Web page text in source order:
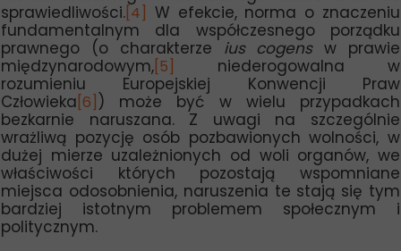
sprawiedliwości. [4]
W efekcie, norma o znaczeniu
fundamentalnym dla współczesnego porządku
prawnego (o charakterze ius cogensw prawie
międzynarodowym, [5]
niederogowalna w
rozumieniu Europejskiej Konwencji Praw
Człowieka [6] ) może być w wielu przypadkach
bezkarnie naruszana. Z uwagi na szczególnie
wrażliwą pozycję osób pozbawionych wolności, w
dużej mierze uzależnionych od woli organów, we
właściwości których pozostają wspomniane
miejsca odosobnienia, naruszenia te stają się tym
bardziej istotnym problemem społecznym i
politycznym.